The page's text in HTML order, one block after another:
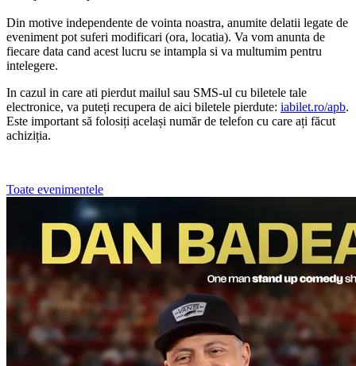
Din motive independente de vointa noastra, anumite delatii legate de
eveniment pot suferi modificari (ora, locatia). Va vom anunta de
fiecare data cand acest lucru se intampla si va multumim pentru
intelegere.
In cazul in care ati pierdut mailul sau SMS-ul cu biletele tale
electronice, va puteți recupera de aici biletele pierdute: iabilet.ro/apb.
Este important să folosiți același număr de telefon cu care ați făcut
achiziția.
Toate evenimentele